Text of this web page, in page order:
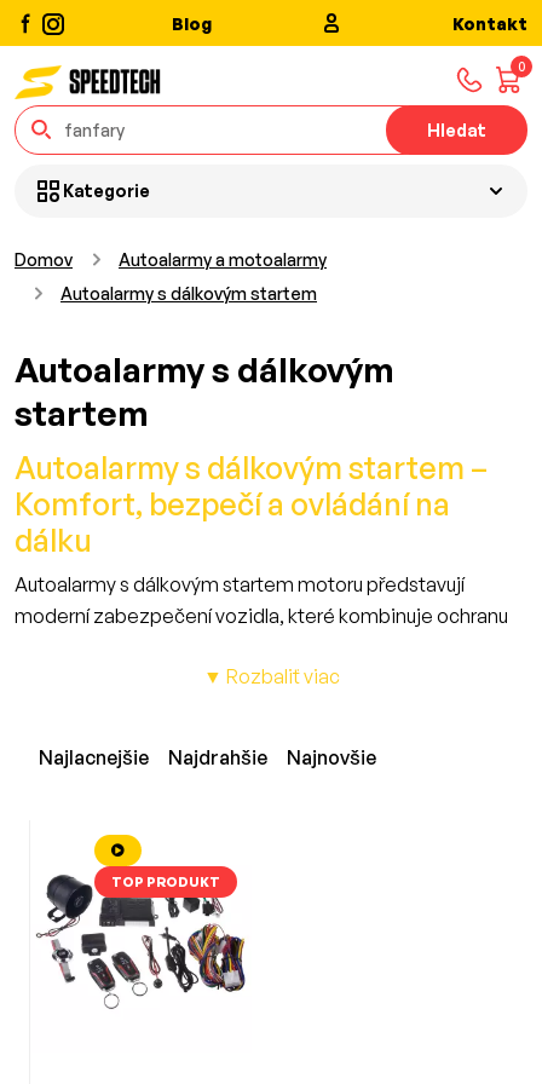
Blog Kontakt
0
Hledat
Kategorie
Domov
Autoalarmy a motoalarmy
Autoalarmy s dálkovým startem
Autoalarmy s dálkovým
startem
Autoalarmy s dálkovým startem –
Komfort, bezpečí a ovládání na
dálku
Autoalarmy s dálkovým startem motoru představují
moderní zabezpečení vozidla, které kombinuje ochranu
v zimě nebo předchlazení v létě.
dálkový ovladač nebo aplikaci, přičemž vozidlo zůstává
zajištěno.
Vhodné pro široké spektrum vozidel – od osobních aut až
po dodávky a pracovní vozidla.
V naší nabídce naleznete:
▼ Rozbaliť viac
Najlacnejšie Najdrahšie Najnovšie
TOP PRODUKT